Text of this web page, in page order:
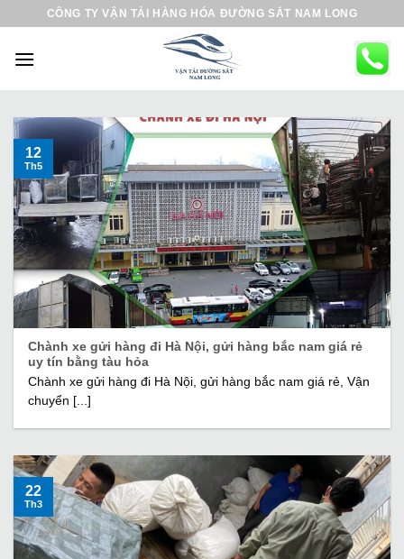
CÔNG TY VẬN TẢI HÀNG HÓA ĐƯỜNG SẮT NAM LONG
Chành xe gửi hàng đi Hà Nội, gửi hàng bắc nam giá rẻ
uy tín bằng tàu hỏa
Chành xe gửi hàng đi Hà Nội, gửi hàng bắc nam giá rẻ, Vận
chuyển [...]
12
Th5
22
Th3